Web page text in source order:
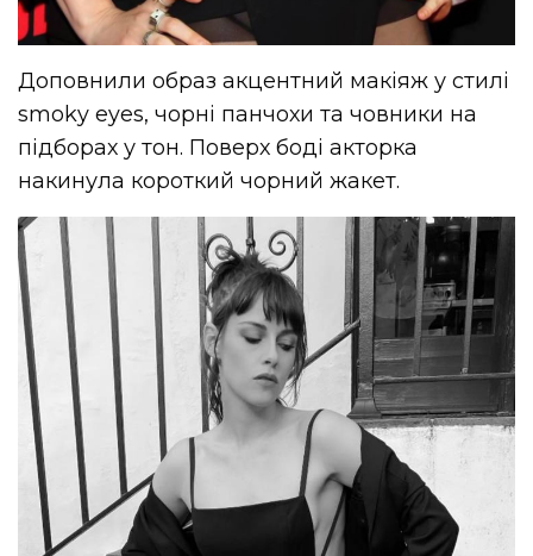
Доповнили образ акцентний макіяж у стилі
smoky eyes, чорні панчохи та човники на
підборах у тон. Поверх боді акторка
накинула короткий чорний жакет.